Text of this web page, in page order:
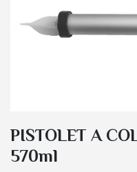
PISTOLET A
570ml